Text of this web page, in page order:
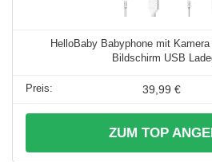
HelloBaby Babyphone mit
Bildschirm USB
39,99 €
ZUM TOP